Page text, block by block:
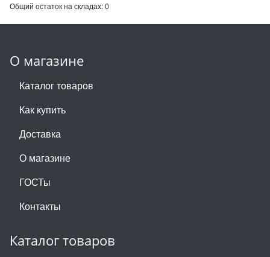
Общий остаток на складах:0
О магазине
Каталог товаров
Как купить
Доставка
О магазине
ГОСТы
Контакты
Каталог товаров